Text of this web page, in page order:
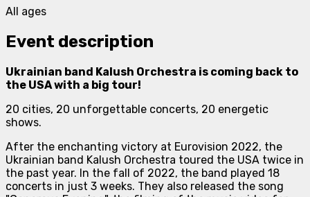
All ages
Event description
Ukrainian band Kalush Orchestra is coming back to
the USA with a big tour!
20 cities, 20 unforgettable concerts, 20 energetic
shows.
After the enchanting victory at Eurovision 2022, the
Ukrainian band Kalush Orchestra toured the USA twice in
the past year. In the fall of 2022, the band played 18
concerts in just 3 weeks. They also released the song